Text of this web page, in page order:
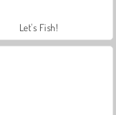
Let's Fish!